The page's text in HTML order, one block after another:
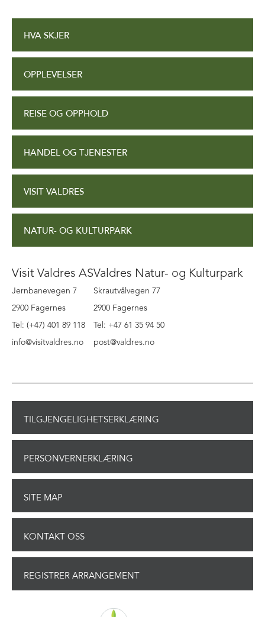
HVA SKJER
OPPLEVELSER
REISE OG OPPHOLD
HANDEL OG TJENESTER
VISIT VALDRES
NATUR- OG KULTURPARK
Visit Valdres AS
Jernbanevegen 7
2900 Fagernes
Tel: (+47) 401 89 118
info@visitvaldres.no
Valdres Natur- og Kulturpark
Skrautvålvegen 77
2900 Fagernes
Tel: +47 61 35 94 50
post@valdres.no
TILGJENGELIGHETSERKLÆRING
PERSONVERNERKLÆRING
SITE MAP
KONTAKT OSS
REGISTRER ARRANGEMENT